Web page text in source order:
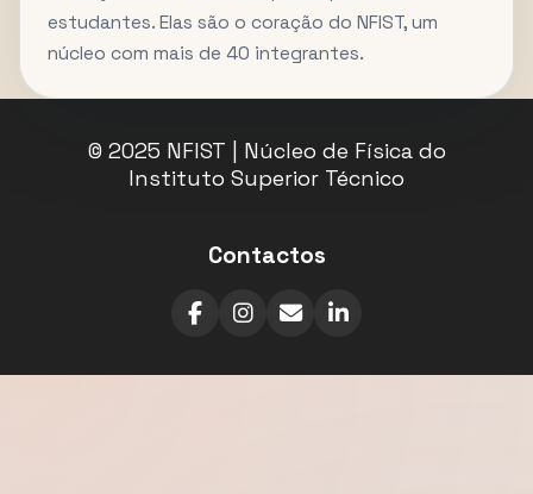
estudantes. Elas são o coração do NFIST, um
núcleo com mais de 40 integrantes.
© 2025 NFIST | Núcleo de Física do
Instituto Superior Técnico
Contactos